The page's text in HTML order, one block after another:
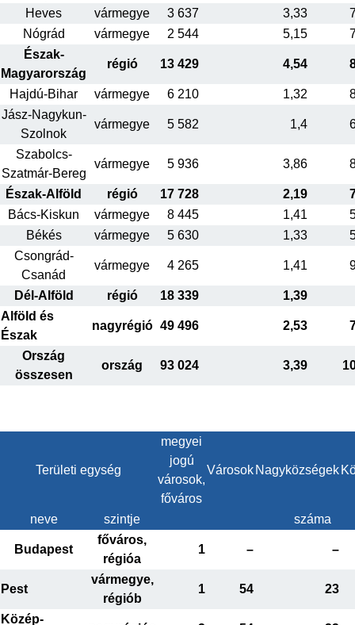
Heves vármegye 3 637 3,33
Nógrád
vármegye 2 544 5,15
Észak-
Magyarország
régió 13 429 4,54
Hajdú-Bihar vármegye 6 210 1,32
Jász-Nagykun-
Szolnok
vármegye 5 582 1,4
Szabolcs-
Szatmár-Bereg
vármegye 5 936 3,86
Észak-Alföld régió 17 728 2,19
Bács-Kiskun
vármegye 8 445 1,41
Békés
vármegye 5 630 1,33
Csongrád-
Csanád
vármegye 4 265 1,41
Dél-Alföld régió 18 339
1,39
Alföld és
Észak
nagyrégió 49 496 2,53
Ország
összesen
ország 93 024 3,39
Területi egység
megyei
jogú
városok,
főváros
Városok Nagyközségek
neve szintje száma
Budapest
főváros,
régióa
1 – –
Pest
vármegye,
régiób
1 54 23
Közép-